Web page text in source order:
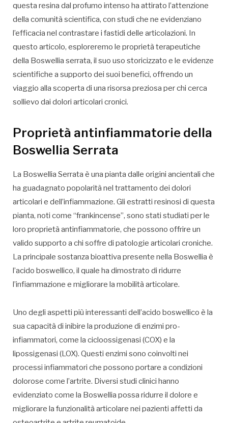
questa resina dal profumo intenso ha attirato l’attenzione
della comunità scientifica, con studi che ne evidenziano
l’efficacia nel contrastare i fastidi delle articolazioni. In
questo articolo, esploreremo le proprietà terapeutiche
della Boswellia serrata, il suo uso storicizzato e le evidenze
scientifiche a supporto dei suoi benefici, offrendo un
viaggio alla scoperta di una risorsa preziosa per chi cerca
sollievo dai dolori articolari cronici.
Proprietà antinfiammatorie della
Boswellia Serrata
La Boswellia Serrata è una pianta dalle origini ancientali che
ha guadagnato popolarità nel trattamento dei dolori
articolari e dell’infiammazione. Gli estratti resinosi di questa
pianta, noti come “frankincense”, sono stati studiati per le
loro proprietà antinfiammatorie, che possono offrire un
valido supporto a chi soffre di patologie articolari croniche.
La principale sostanza bioattiva presente nella Boswellia è
l’acido boswellico, il quale ha dimostrato di ridurre
l’infiammazione e migliorare la mobilità articolare.
Uno degli aspetti più interessanti dell’acido boswellico è la
sua capacità di inibire la produzione di enzimi pro-
infiammatori, come la cicloossigenasi (COX) e la
lipossigenasi (LOX). Questi enzimi sono coinvolti nei
processi infiammatori che possono portare a condizioni
dolorose come l’artrite. Diversi studi clinici hanno
evidenziato come la Boswellia possa ridurre il dolore e
migliorare la funzionalità articolare nei pazienti affetti da